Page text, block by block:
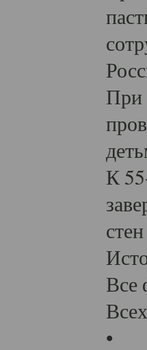
При
К
Все
•